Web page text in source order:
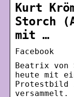
Kurt
Storch
mit …
Facebook
Beatrix von
heute mit
Protestbild